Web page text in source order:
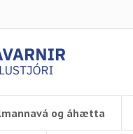
og áhætta